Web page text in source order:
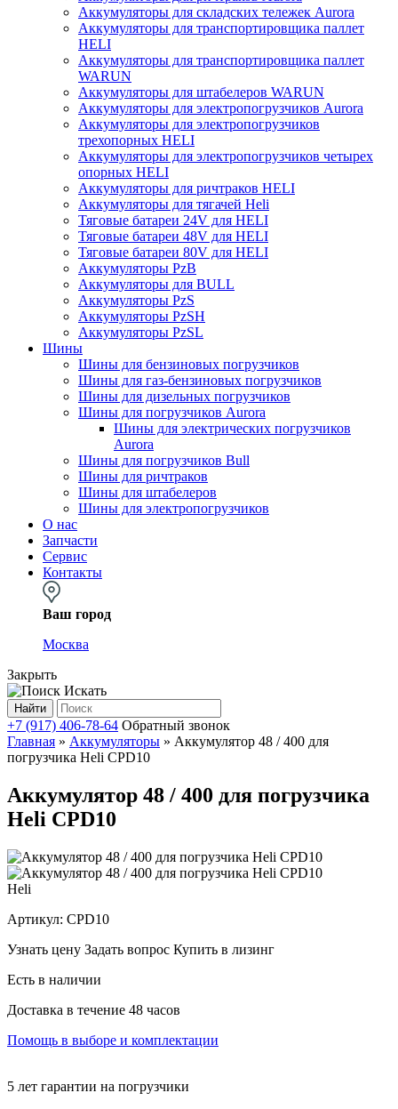
Аккумуляторы для складских тележек Aurora
Аккумуляторы для транспортировщика паллет
HELI
Аккумуляторы для транспортировщика паллет
WARUN
Аккумуляторы для штабелеров WARUN
Аккумуляторы для электропогрузчиков Aurora
Аккумуляторы для электропогрузчиков
трехопорных HELI
Аккумуляторы для электропогрузчиков четырех
опорных HELI
Аккумуляторы для ричтраков HELI
Аккумуляторы для тягачей Heli
Тяговые батареи 24V для HELI
Тяговые батареи 48V для HELI
Тяговые батареи 80V для HELI
Аккумуляторы PzB
Аккумуляторы для BULL
Аккумуляторы PzS
Аккумуляторы PzSH
Аккумуляторы PzSL
Шины
Шины для бензиновых погрузчиков
Шины для газ-бензиновых погрузчиков
Шины для дизельных погрузчиков
Шины для погрузчиков Aurora
Шины для электрических погрузчиков
Aurora
Шины для погрузчиков Bull
Шины для ричтраков
Шины для штабелеров
Шины для электропогрузчиков
О нас
Запчасти
Сервис
Контакты
Ваш город
Москва
Закрыть
Искать
Найти
+7 (917) 406-78-64 Обратный звонок
Главная » Аккумуляторы » Аккумулятор 48 / 400 для
погрузчика Heli CPD10
Аккумулятор 48 / 400 для погрузчика
Heli CPD10
Heli
Артикул: CPD10
Узнать цену Задать вопрос Купить в лизинг
Есть в наличии
Доставка в течение 48 часов
Помощь в выборе и комплектации
5 лет гарантии на погрузчики